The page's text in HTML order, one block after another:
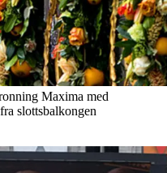
Maxima med
slottsbalkongen